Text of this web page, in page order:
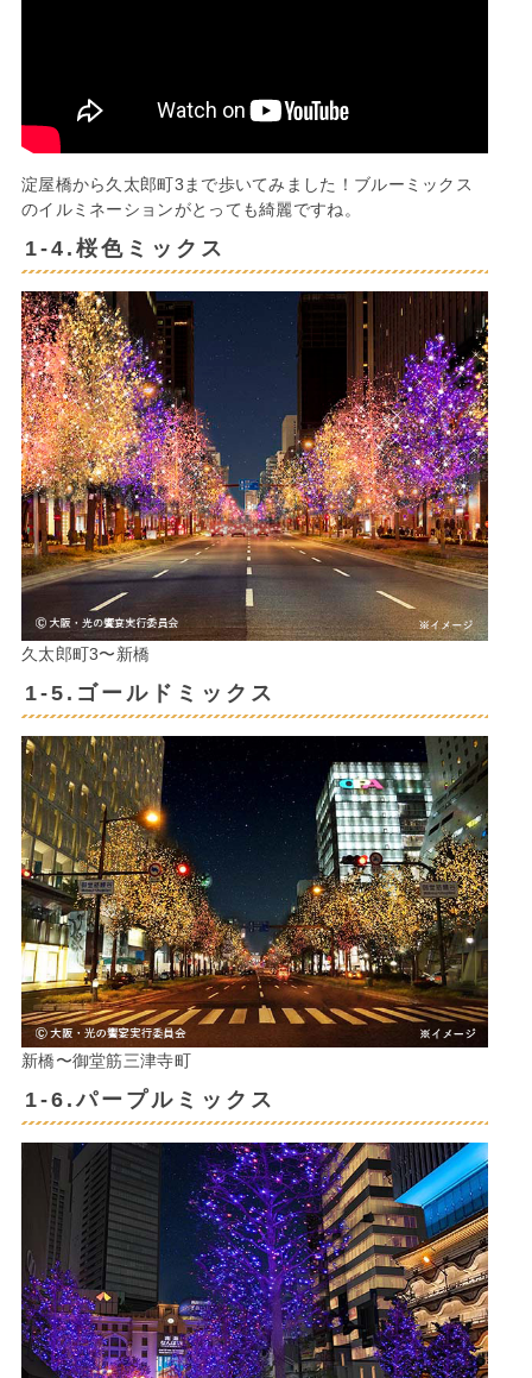
淀屋橋から久太郎町3まで歩いてみました！ブルーミックス
のイルミネーションがとっても綺麗ですね。
1-4.桜色ミックス
久太郎町3〜新橋
1-5.ゴールドミックス
新橋〜御堂筋三津寺町
1-6.パープルミックス